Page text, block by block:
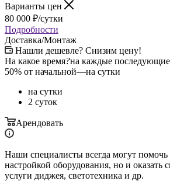
Варианты цен
80 000 ₽/сутки
Подробности
Доставка/Монтаж
Нашли дешевле? Снизим цену!
На какое время?на каждые
50% от начальной—на сутки
на сутки
2 суток
Арендовать
Наши специалисты всегда могут помочь
настройкой оборудования, но и оказать
услуги диджея, светотехника и др.